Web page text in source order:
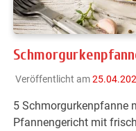
Veröffentlicht am
5 Schmorgurkenpfanne
Pfannengericht mit